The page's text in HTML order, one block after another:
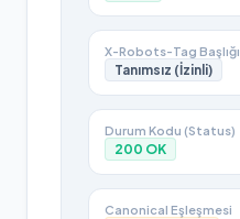
X-Robots-Tag Başlığı
Tanımsız (İzinli)
Durum Kodu (Status)
200 OK
Canonical Eşleşmesi